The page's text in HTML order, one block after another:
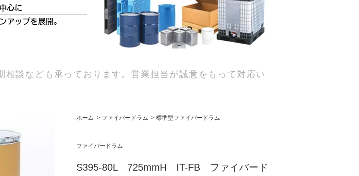
談なども承っております。営業担当が誠意をもって対応い
ホーム > ファイバードラム > 標準型ファイバードラム
ファイバードラム
S395-80L 725mmH IT-FB ファイバード